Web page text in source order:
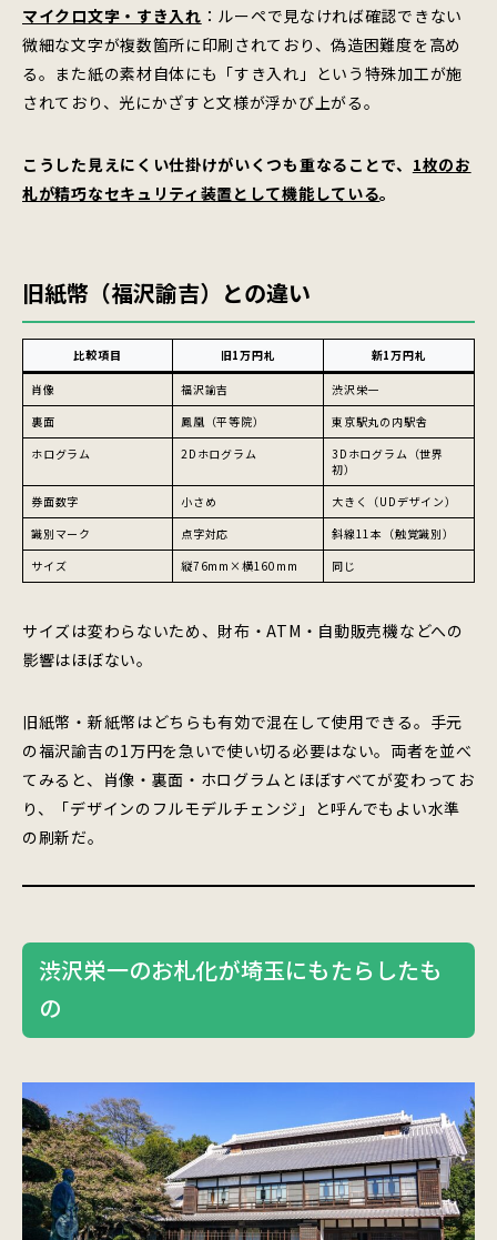
マイクロ文字・すき入れ ：ルーペで見なければ確認できない
微細な文字が複数箇所に印刷されており、偽造困難度を高め
る。また紙の素材自体にも「すき入れ」という特殊加工が施
されており、光にかざすと文様が浮かび上がる。
こうした見えにくい仕掛けがいくつも重なることで、 1枚のお
札が精巧なセキュリティ装置として機能している。
旧紙幣（福沢諭吉）との違い
比較項目 旧1万円札 新1万円札
肖像 福沢諭吉
渋沢栄一
裏面
鳳凰（平等院）
東京駅丸の内駅舎
ホログラム
2Dホログラム
3Dホログラム（世界
初）
券面数字
小さめ
大きく（UDデザイン）
識別マーク
点字対応
斜線11本（触覚識別）
サイズ
縦76mm×横160mm 同じ
サイズは変わらないため、財布・ATM・自動販売機などへの
影響はほぼない。
旧紙幣・新紙幣はどちらも有効で混在して使用できる。手元
の福沢諭吉の1万円を急いで使い切る必要はない。両者を並べ
てみると、肖像・裏面・ホログラムとほぼすべてが変わってお
り、「デザインのフルモデルチェンジ」と呼んでもよい水準
の刷新だ。
渋沢栄一のお札化が埼玉にもたらしたも
の